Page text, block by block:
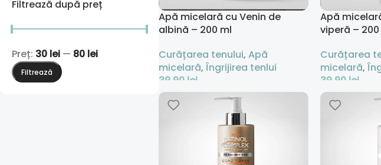
Filtrează după preț
Filtrează
Preț: 30 lei — 80 lei
Apă micelară cu Venin de
albină – 200 ml
Curățarea tenului, Apă
micelară, Îngrijirea tenlui
39,90 lei
Adaugă În Coș
Apă
viperă –
Curățarea
micelară,
39,90 lei
Adaugă În Coș